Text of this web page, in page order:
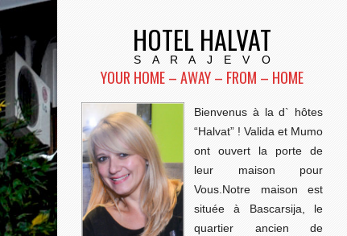
HOTEL HALVAT
S A R A J E V O
YOUR HOME – AWAY – FROM – HOME
Bienvenus à la d` hôtes
“Halvat” ! Valida et Mumo
ont ouvert la porte de
leur maison pour
Vous.Notre maison est
située à Bascarsija, le
quartier ancien de